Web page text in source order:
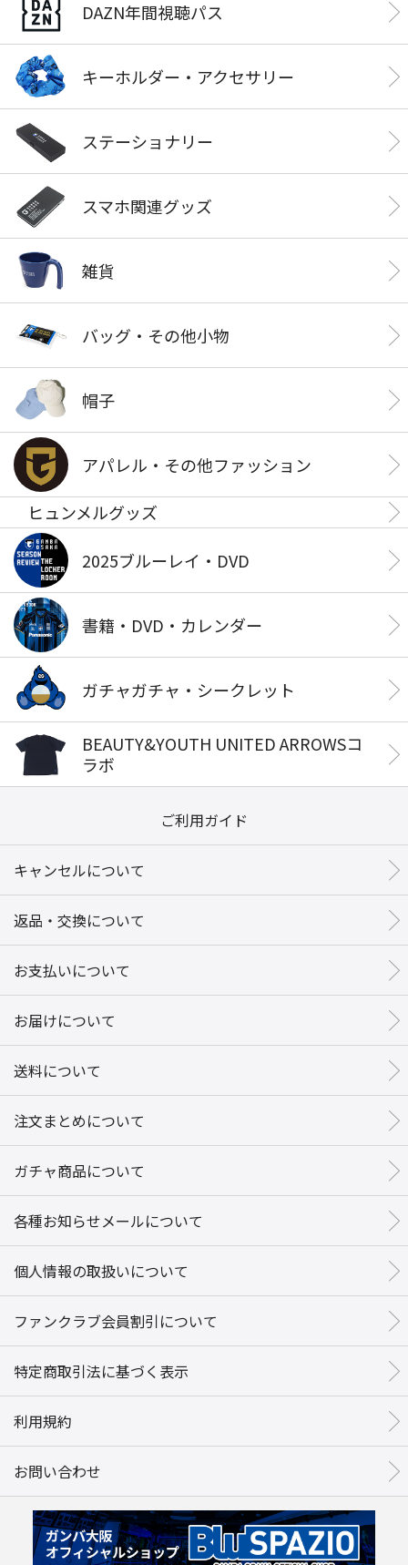
DAZN年間視聴パス
キーホルダー・アクセサリー
ステーショナリー
スマホ関連グッズ
雑貨
バッグ・その他小物
帽子
アパレル・その他ファッション
ヒュンメルグッズ
2025ブルーレイ・DVD
書籍・DVD・カレンダー
ガチャガチャ・シークレット
BEAUTY&YOUTH UNITED ARROWSコ
ラボ
ご利用ガイド
キャンセルについて
返品・交換について
お支払いについて
お届けについて
送料について
注文まとめについて
ガチャ商品について
各種お知らせメールについて
個人情報の取扱いについて
ファンクラブ会員割引について
特定商取引法に基づく表示
利用規約
お問い合わせ